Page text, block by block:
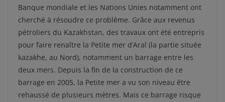
Banque mondiale et les Nations Unies notamment ont
cherché à résoudre ce problème. Grâce aux revenus
pétroliers du Kazakhstan, des travaux ont été entrepris
pour faire renaître la Petite mer d’Aral (la partie située
kazakhe, au Nord), notamment un barrage entre les
deux mers. Depuis la fin de la construction de ce
barrage en 2005, la Petite mer a vu son niveau être
rehaussé de plusieurs mètres. Mais ce barrage risque